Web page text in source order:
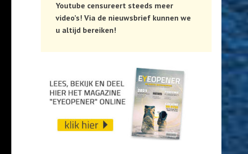
Youtube censureert steeds meer
video’s! Via de nieuwsbrief kunnen we
u altijd bereiken!